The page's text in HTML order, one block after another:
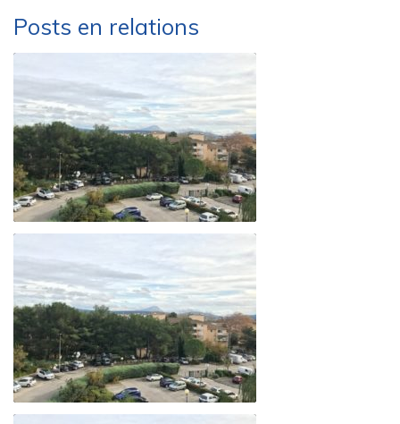
Posts en relations